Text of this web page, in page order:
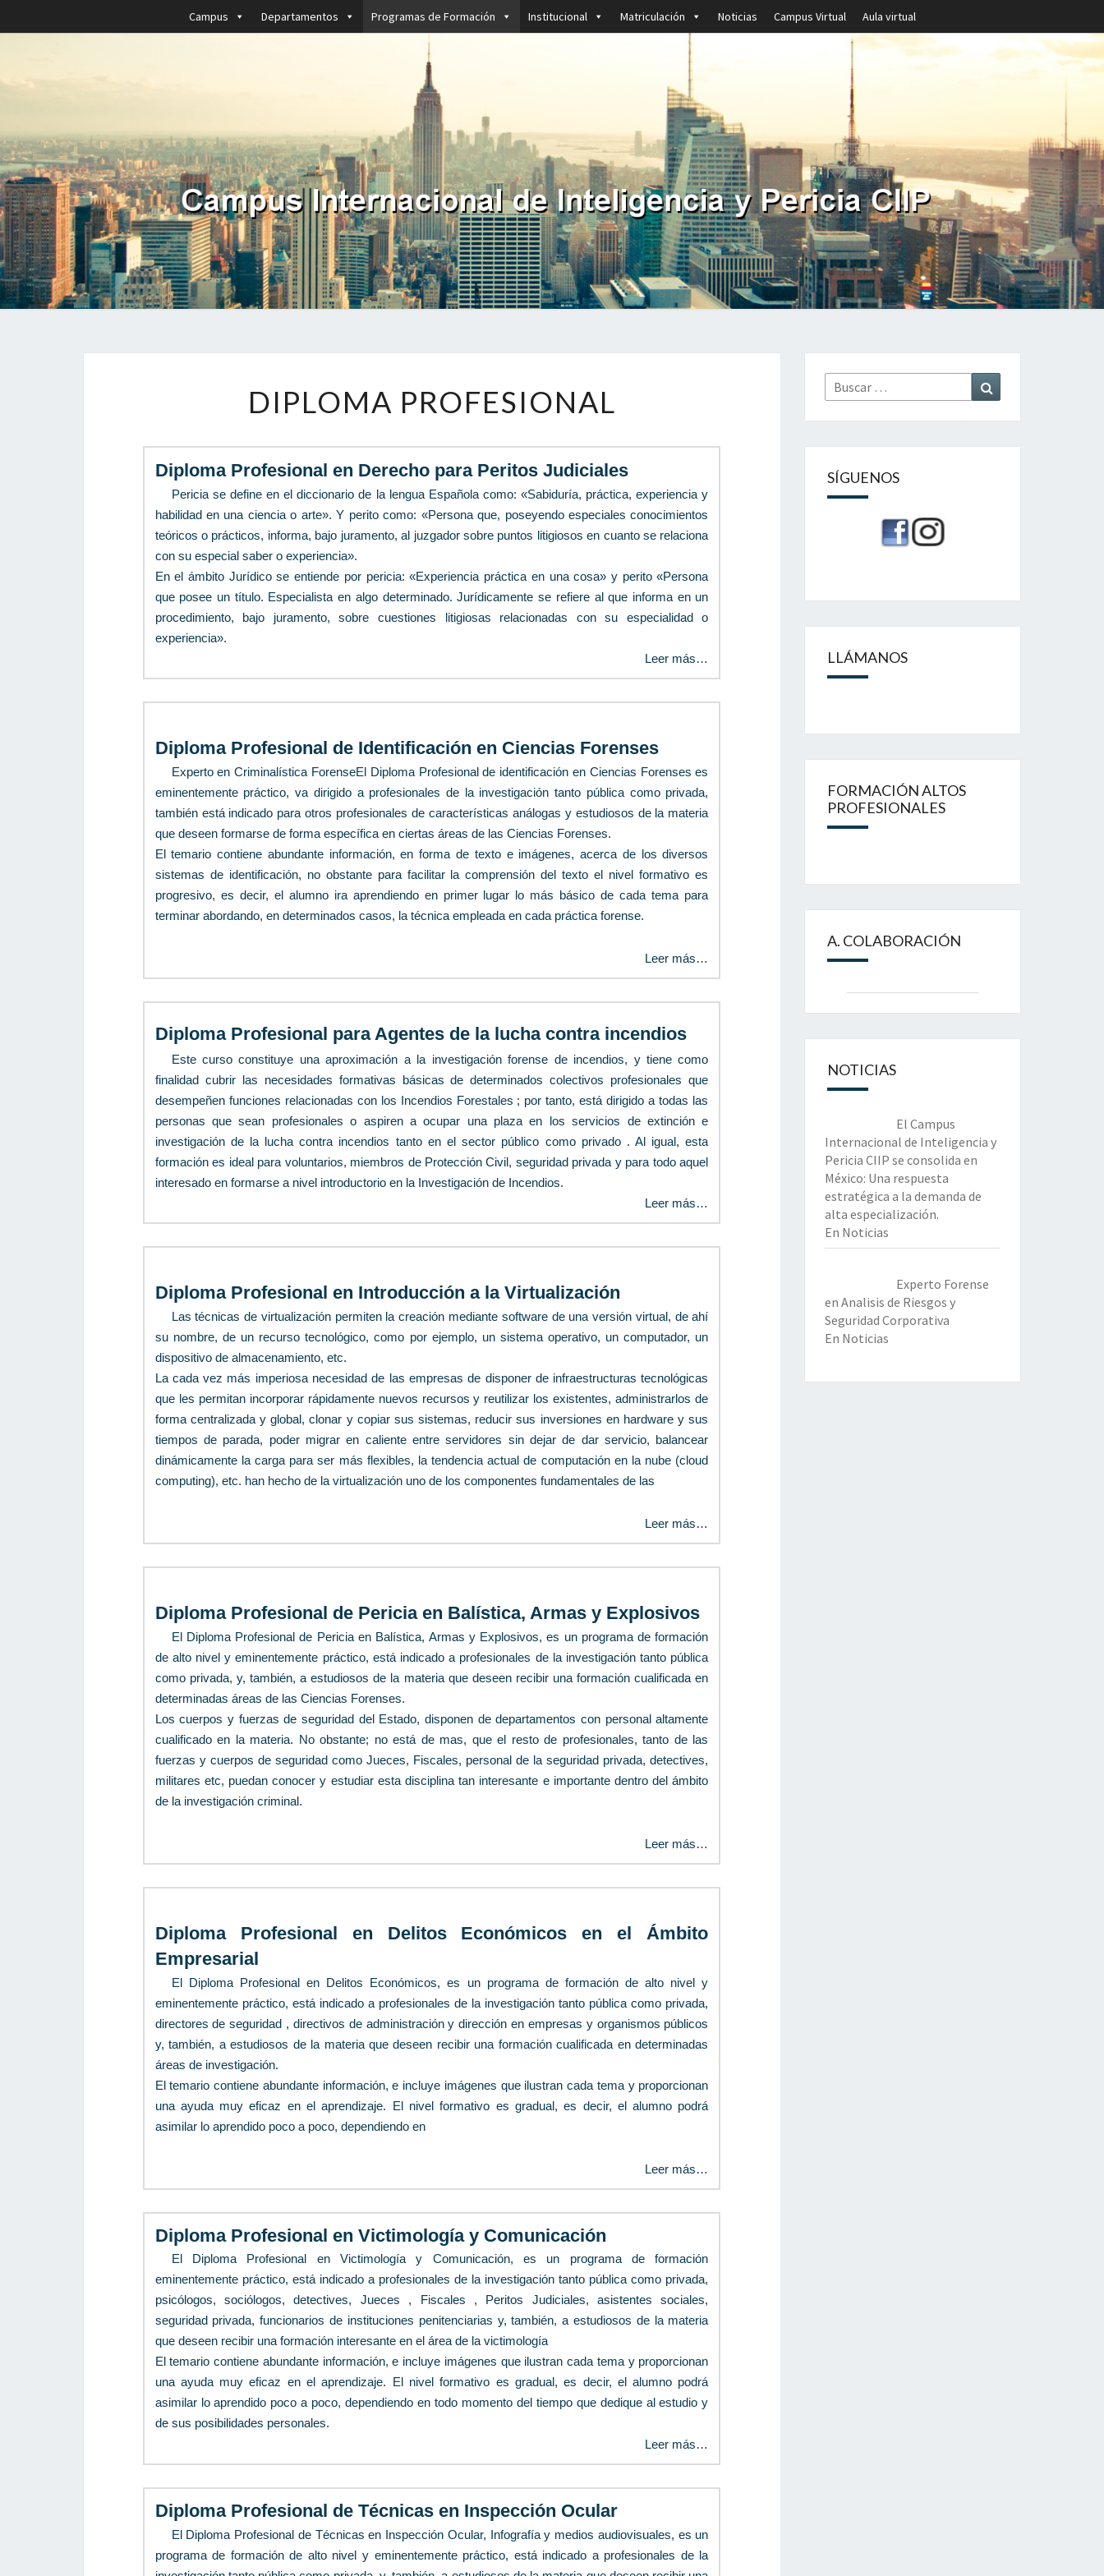
Campus Departamentos Programas de Formación Institucional Matriculación Noticias Campus Virtual Aula virtual
PROFESIONAL
DIPLOMA PROFESIONAL
Diploma Profesional en Derecho para Peritos Judiciales
Pericia se define en el diccionario de la lengua Española como: «Sabiduría, práctica, experiencia y
habilidad en una ciencia o arte». Y perito como: «Persona que, poseyendo especiales conocimientos
teóricos o prácticos, informa, bajo juramento, al juzgador sobre puntos litigiosos en cuanto se relaciona
con su especial saber o experiencia».
En el ámbito Jurídico se entiende por pericia: «Experiencia práctica en una cosa» y perito «Persona
que posee un título. Especialista en algo determinado. Jurídicamente se refiere al que informa en un
procedimiento, bajo juramento, sobre cuestiones litigiosas relacionadas con su especialidad o
experiencia».
Leer más…
Diploma Profesional de Identificación en Ciencias Forenses
Experto en Criminalística ForenseEl Diploma Profesional de identificación en Ciencias Forenses es
eminentemente práctico, va dirigido a profesionales de la investigación tanto pública como privada,
también está indicado para otros profesionales de características análogas y estudiosos de la materia
que deseen formarse de forma específica en ciertas áreas de las Ciencias Forenses.
El temario contiene abundante información, en forma de texto e imágenes, acerca de los diversos
sistemas de identificación, no obstante para facilitar la comprensión del texto el nivel formativo es
progresivo, es decir, el alumno ira aprendiendo en primer lugar lo más básico de cada tema para
terminar abordando, en determinados casos, la técnica empleada en cada práctica forense.
Leer más…
Diploma Profesional para Agentes de la lucha contra incendios
Este curso constituye una aproximación a la investigación forense de incendios, y tiene como
finalidad cubrir las necesidades formativas básicas de determinados colectivos profesionales que
desempeñen funciones relacionadas con los Incendios Forestales ; por tanto, está dirigido a todas las
personas que sean profesionales o aspiren a ocupar una plaza en los servicios de extinción e
investigación de la lucha contra incendios tanto en el sector público como privado . Al igual, esta
formación es ideal para voluntarios, miembros de Protección Civil, seguridad privada y para todo aquel
interesado en formarse a nivel introductorio en la Investigación de Incendios.
Leer más…
Diploma Profesional en Introducción a la Virtualización
Las técnicas de virtualización permiten la creación mediante software de una versión virtual, de ahí
su nombre, de un recurso tecnológico, como por ejemplo, un sistema operativo, un computador, un
dispositivo de almacenamiento, etc.
La cada vez más imperiosa necesidad de las empresas de disponer de infraestructuras tecnológicas
que les permitan incorporar rápidamente nuevos recursos y reutilizar los existentes, administrarlos de
forma centralizada y global, clonar y copiar sus sistemas, reducir sus inversiones en hardware y sus
tiempos de parada, poder migrar en caliente entre servidores sin dejar de dar servicio, balancear
dinámicamente la carga para ser más flexibles, la tendencia actual de computación en la nube (cloud
computing), etc. han hecho de la virtualización uno de los componentes fundamentales de las
Leer más…
Diploma Profesional de Pericia en Balística, Armas y Explosivos
El Diploma Profesional de Pericia en Balística, Armas y Explosivos, es un programa de formación
de alto nivel y eminentemente práctico, está indicado a profesionales de la investigación tanto pública
como privada, y, también, a estudiosos de la materia que deseen recibir una formación cualificada en
determinadas áreas de las Ciencias Forenses.
Los cuerpos y fuerzas de seguridad del Estado, disponen de departamentos con personal altamente
cualificado en la materia. No obstante; no está de mas, que el resto de profesionales, tanto de las
fuerzas y cuerpos de seguridad como Jueces, Fiscales, personal de la seguridad privada, detectives,
militares etc, puedan conocer y estudiar esta disciplina tan interesante e importante dentro del ámbito
de la investigación criminal.
Leer más…
Diploma Profesional en Delitos Económicos en el Ámbito
Empresarial
El Diploma Profesional en Delitos Económicos, es un programa de formación de alto nivel y
eminentemente práctico, está indicado a profesionales de la investigación tanto pública como privada,
directores de seguridad , directivos de administración y dirección en empresas y organismos públicos
y, también, a estudiosos de la materia que deseen recibir una formación cualificada en determinadas
áreas de investigación.
El temario contiene abundante información, e incluye imágenes que ilustran cada tema y proporcionan
una ayuda muy eficaz en el aprendizaje. El nivel formativo es gradual, es decir, el alumno podrá
asimilar lo aprendido poco a poco, dependiendo en
Leer más…
Diploma Profesional en Victimología y Comunicación
El Diploma Profesional en Victimología y Comunicación, es un programa de formación
eminentemente práctico, está indicado a profesionales de la investigación tanto pública como privada,
psicólogos, sociólogos, detectives, Jueces , Fiscales , Peritos Judiciales, asistentes sociales,
seguridad privada, funcionarios de instituciones penitenciarias y, también, a estudiosos de la materia
que deseen recibir una formación interesante en el área de la victimología
El temario contiene abundante información, e incluye imágenes que ilustran cada tema y proporcionan
una ayuda muy eficaz en el aprendizaje. El nivel formativo es gradual, es decir, el alumno podrá
asimilar lo aprendido poco a poco, dependiendo en todo momento del tiempo que dedique al estudio y
de sus posibilidades personales.
Leer más…
Diploma Profesional de Técnicas en Inspección Ocular
El Diploma Profesional de Técnicas en Inspección Ocular, Infografía y medios audiovisuales, es un
programa de formación de alto nivel y eminentemente práctico, está indicado a profesionales de la
Buscar
por:
SÍGUENOS
LLÁMANOS
FORMACIÓN ALTOS
PROFESIONALES
A. COLABORACIÓN
NOTICIAS
El Campus
Internacional de Inteligencia y
Pericia CIIP se consolida en
México: Una respuesta
estratégica a la demanda de
alta especialización.
En Noticias
Experto Forense
en Analisis de Riesgos y
Seguridad Corporativa
En Noticias